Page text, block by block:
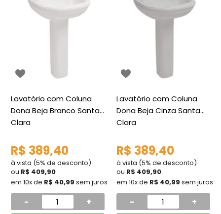
Lavatório com Coluna
Dona Beja Branco Santa
Clara
R$ 389,40
à vista (5% de desconto)
ou R$ 409,90
em 10x de R$ 40,99 sem juros
- +
Lavatório com Coluna
Dona Beja Cinza Santa
Clara
R$ 389,40
à vista (5% de desconto)
ou R$ 409,90
em 10x de R$ 40,99 sem juros
- +